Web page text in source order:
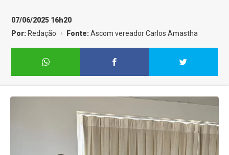
07/06/2025 16h20
Por: Redação Fonte:Ascom vereador Carlos Amastha